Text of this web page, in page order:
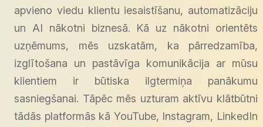
apvieno viedu klientu iesaistīšanu, automatizāciju
un AI nākotni biznesā. Kā uz nākotni orientēts
uzņēmums, mēs uzskatām, ka pārredzamība,
izglītošana un pastāvīga komunikācija ar mūsu
klientiem ir būtiska ilgtermiņa panākumu
sasniegšanai. Tāpēc mēs uzturam aktīvu klātbūtni
tādās platformās kā YouTube, Instagram, LinkedIn